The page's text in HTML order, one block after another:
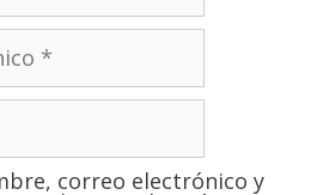
correo electrónico y